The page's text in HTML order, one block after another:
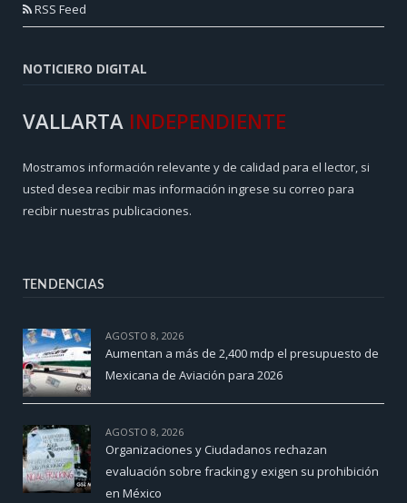
RSS Feed
NOTICIERO DIGITAL
VALLARTA INDEPENDIENTE
Mostramos información relevante y de calidad para el lector, si
usted desea recibir mas información ingrese su correo para
recibir nuestras publicaciones.
TENDENCIAS
AGOSTO 8, 2026
Aumentan a más de 2,400 mdp el presupuesto de
Mexicana de Aviación para 2026
AGOSTO 8, 2026
Organizaciones y Ciudadanos rechazan
evaluación sobre fracking y exigen su prohibición
en México